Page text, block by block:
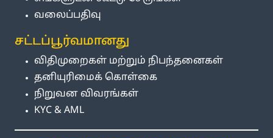
வலைப்பதிவு
சட்டப்பூர்வமானது
விதிமுறைகள் மற்றும் நிபந்தனைகள்
தனியுரிமைக் கொள்கை
நிறுவன விவரங்கள்
KYC & AML